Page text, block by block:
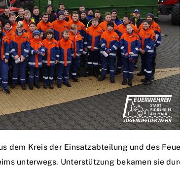
dem Kreis der Einsatzabteilung und des
unterwegs. Unterstützung bekamen sie